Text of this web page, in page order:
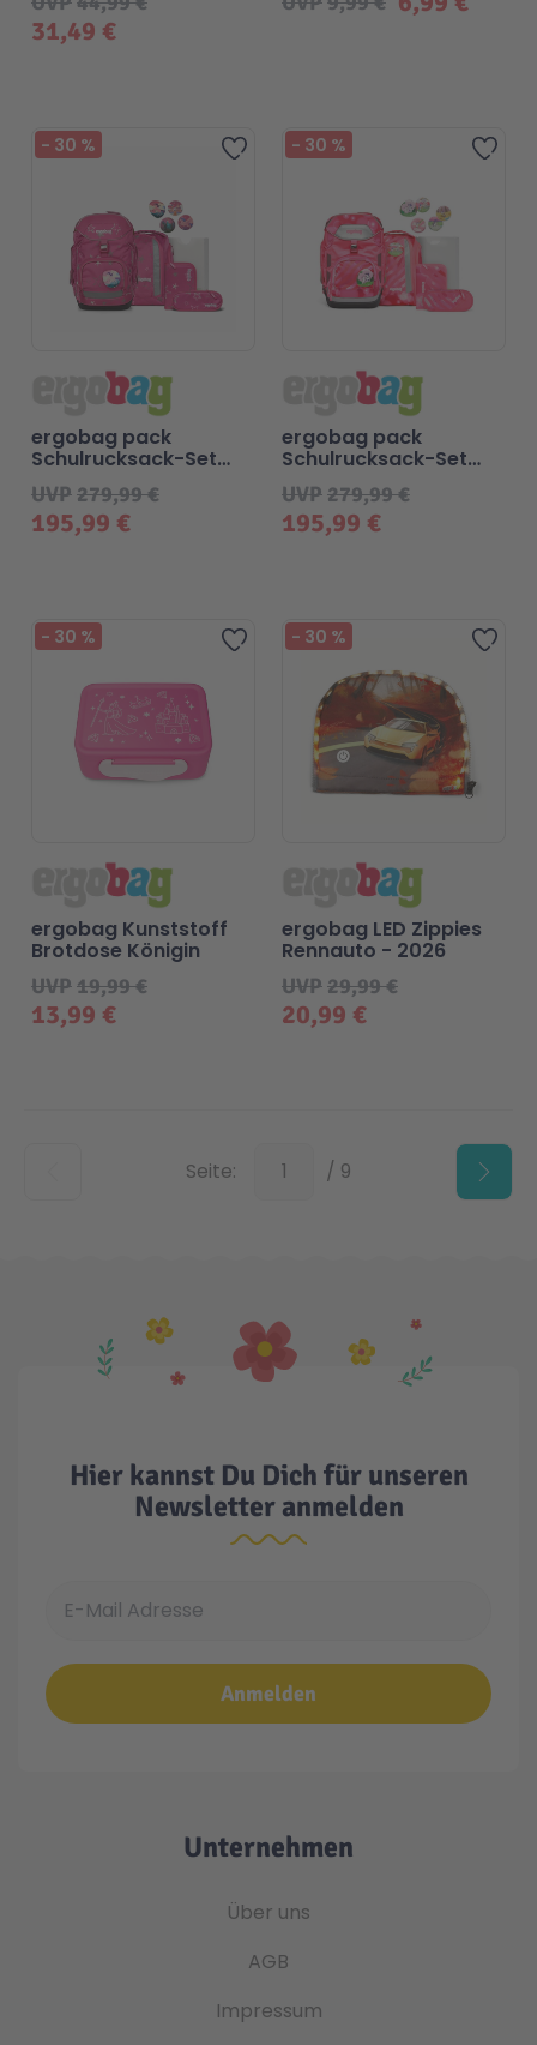
31,49 €
Zur Wunschliste hinzufügen
- 30 %
195,99 €
UVP279,99 €
ergobag pack
Schulrucksack-Set
SternzauBär 2025
Zur
- 30 %
195,99 €
UVP279,99 €
ergobag pack
Schulrucksack-Set
KuntBärbuntes Einhorn
Zur Wunschliste hinzufügen
- 30 %
13,99 €
UVP19,99 €
ergobag Kunststoff
Brotdose Königin
Zur
- 30 %
20,99 €
UVP29,99 €
ergobag LED Zippies
Rennauto - 2026
Seite: Unten / 9
Hier kannst Du Dich für unseren
Newsletter anmelden
Anmelden
Unternehmen
Über uns
AGB
Impressum